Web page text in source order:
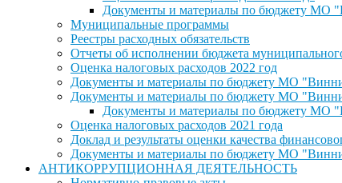
Документы и материалы по бюджету МО
Муниципальные программы
Реестры расходных обязательств
Отчеты об исполнении бюджета
Оценка налоговых расходов 2022 год
Документы и материалы по бюджету МО
Документы и материалы по бюджету МО
Документы и материалы по бюджету МО
Оценка налоговых расходов 2021 года
Доклад и результаты оценки качества
Документы и материалы по бюджету МО
АНТИКОРРУПЦИОННАЯ ДЕЯТЕЛЬНОСТЬ